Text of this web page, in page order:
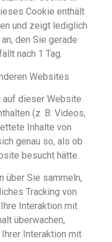
Cookie enthält
und zeigt lediglich
den Sie gerade
nach 1 Tag.
Websites
auf dieser Website
(z. B. Videos,
Inhalte von
genau so, als ob
besucht hätte.
über Sie sammeln,
Tracking von
Interaktion mit
überwachen,
Interaktion mit